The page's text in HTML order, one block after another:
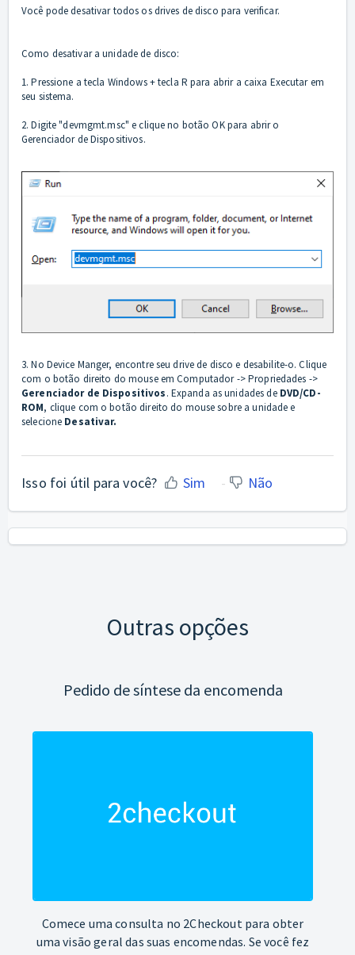
Você pode desativar todos os drives de disco para verificar.
Como desativar a unidade de disco:
1. Pressione a tecla Windows + tecla R para abrir a caixa Executar em
seu sistema.
2. Digite "devmgmt.msc" e clique no botão OK para abrir o
Gerenciador de Dispositivos.
3. No Device Manger, encontre seu drive de disco e desabilite-o. Clique
com o botão direito do mouse em Computador -> Propriedades ->
Gerenciador de Dispositivos. Expanda as unidades de DVD/CD-
ROM, clique com o botão direito do mouse sobre a unidade e
selecione Desativar.
Isso foi útil para você? Sim Não
Outras opções
Pedido de síntese da encomenda
Comece uma consulta no 2Checkout para obter
uma visão geral das suas encomendas. Se você fez